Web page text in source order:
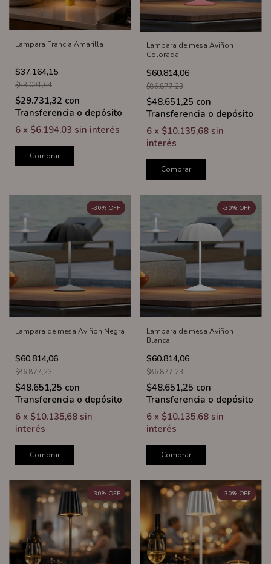
Lampara Francia Amarilla
$37.164,15
$53.091,64
$29.731,32 con
Transferencia o depósito
6 x $6.194,03 sin interés
Comprar
Lampara de mesa Aviñon
Colorada
$60.814,06
$86.877,23
$48.651,25 con
Transferencia o depósito
6 x $10.135,68 sin
interés
Comprar
Lampara de mesa Aviñon Negra
$60.814,06
-30% OFF
$86.877,23
$48.651,25 con
Transferencia o depósito
6 x $10.135,68 sin
interés
Comprar
Lampara de mesa Aviñon
Blanca
$60.814,06
-30% OFF
$86.877,23
$48.651,25 con
Transferencia o depósito
6 x $10.135,68 sin
interés
Comprar
-30% OFF -30% OFF